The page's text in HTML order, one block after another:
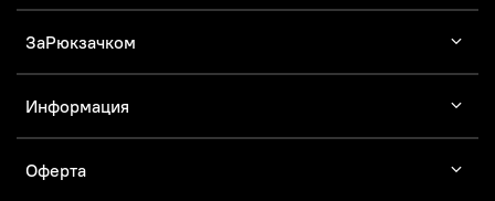
ЗаРюкзачком
Информация
Оферта